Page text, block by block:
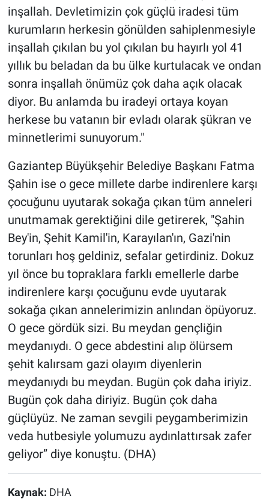
inşallah. Devletimizin çok güçlü iradesi tüm
kurumların herkesin gönülden sahiplenmesiyle
inşallah çıkılan bu yol çıkılan bu hayırlı yol 41
yıllık bu beladan da bu ülke kurtulacak ve ondan
sonra inşallah önümüz çok daha açık olacak
diyor. Bu anlamda bu iradeyi ortaya koyan
herkese bu vatanın bir evladı olarak şükran ve
minnetlerimi sunuyorum."
Gaziantep Büyükşehir Belediye Başkanı Fatma
Şahin ise o gece millete darbe indirenlere karşı
çocuğunu uyutarak sokağa çıkan tüm anneleri
unutmamak gerektiğini dile getirerek, "Şahin
Bey'in, Şehit Kamil'in, Karayılan'ın, Gazi'nin
torunları hoş geldiniz, sefalar getirdiniz. Dokuz
yıl önce bu topraklara farklı emellerle darbe
indirenlere karşı çocuğunu evde uyutarak
sokağa çıkan annelerimizin anlından öpüyoruz.
O gece gördük sizi. Bu meydan gençliğin
meydanıydı. O gece abdestini alıp ölürsem
şehit kalırsam gazi olayım diyenlerin
meydanıydı bu meydan. Bugün çok daha iriyiz.
Bugün çok daha diriyiz. Bugün çok daha
güçlüyüz. Ne zaman sevgili peygamberimizin
veda hutbesiyle yolumuzu aydınlattırsak zafer
geliyor” diye konuştu. (DHA)
Kaynak: DHA